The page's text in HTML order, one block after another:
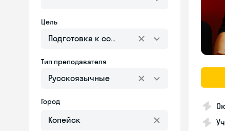
Цель
Подготовка к собеседованию
Тип преподавателя
Русскоязычные
Город